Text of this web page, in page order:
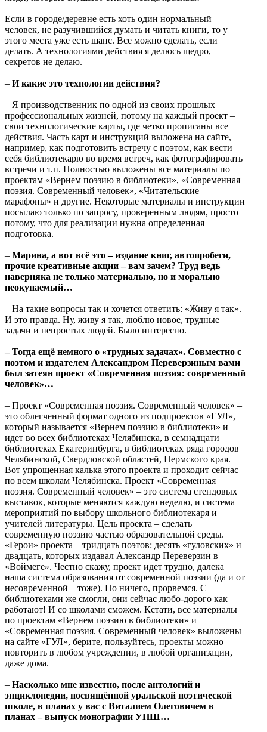
Если в городе/деревне есть хоть один нормальный
человек, не разучившийся думать и читать книги, то у
этого места уже есть шанс. Все можно сделать, если
делать. А технологиями действия я делюсь щедро,
секретов не делаю.
– И какие это технологии действия?
– Я производственник по одной из своих прошлых
профессиональных жизней, потому на каждый проект –
свои технологические карты, где четко прописаны все
действия. Часть карт и инструкций выложена на сайте,
например, как подготовить встречу с поэтом, как вести
себя библиотекарю во время встреч, как фотографировать
встречи и т.п. Полностью выложены все материалы по
проектам «Вернем поэзию в библиотеки», «Современная
поэзия. Современный человек», «Читательские
марафоны» и другие. Некоторые материалы и инструкции
посылаю только по запросу, проверенным людям, просто
потому, что для реализации нужна определенная
подготовка.
– Марина, а вот всё это–издание книг, автопробеги,
прочие креативные акции–вам зачем? Труд ведь
наверняка не только материально, но и морально
неокупаемый…
– На такие вопросы так и хочется ответить: «Живу я так».
И это правда. Ну, живу я так, люблю новое, трудные
задачи и непростых людей. Было интересно.
– Тогда ещё немного о «трудных задачах». Совместно с
поэтом и издателем Александром Переверзиным вами
был затеян проект «Современная поэзия: современный
человек»…
– Проект «Современная поэзия. Современный человек» –
это облегченный формат одного из подпроектов «ГУЛ»,
который называется «Вернем поэзию в библиотеки» и
идет во всех библиотеках Челябинска, в семнадцати
библиотеках Екатеринбурга, в библиотеках ряда городов
Челябинской, Свердловской областей, Пермского края.
Вот упрощенная калька этого проекта и проходит сейчас
по всем школам Челябинска. Проект «Современная
поэзия. Современный человек» – это система стендовых
выставок, которые меняются каждую неделю, и система
мероприятий по выбору школьного библиотекаря и
учителей литературы. Цель проекта – сделать
современную поэзию частью образовательной среды.
«Герои» проекта – тридцать поэтов: десять «гуловских» и
двадцать, которых издавал Александр Переверзин в
«Воймеге». Честно скажу, проект идет трудно, далека
наша система образования от современной поэзии (да и от
несовременной – тоже). Но ничего, прорвемся. С
библиотеками же смогли, они сейчас любо-дорого как
работают! И со школами сможем. Кстати, все материалы
по проектам «Вернем поэзию в библиотеки» и
«Современная поэзия. Современный человек» выложены
на сайте «ГУЛ», берите, пользуйтесь, проекты можно
повторить в любом учреждении, в любой организации,
даже дома.
– Насколько мне известно, после антологий и
энциклопедии, посвящённой уральской поэтической
школе, в планах у вас с Виталием Олеговичем в
планах – выпуск монографии УПШ…